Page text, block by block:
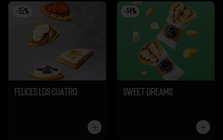
- 15%
Felices los cuatro
- 14 %
Sweet Dreams